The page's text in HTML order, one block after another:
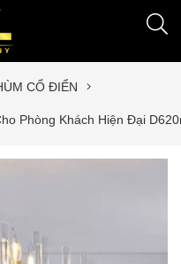
CỔ ĐIỂN
Phòng Khách Hiện Đại